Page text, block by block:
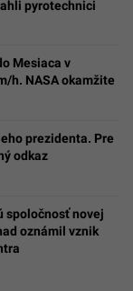
pyrotechnici
Mesiaca v
h. NASA okamžite
prezidenta. Pre
odkaz
spoločnosť novej
oznámil vznik